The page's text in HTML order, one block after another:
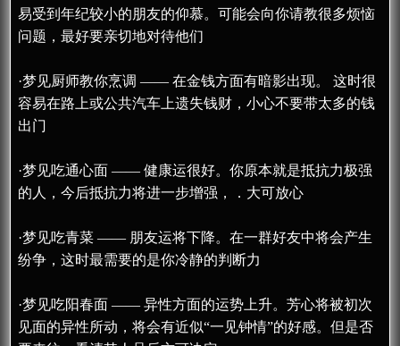
易受到年纪较小的朋友的仰慕。可能会向你请教很多烦恼
问题，最好要亲切地对待他们
·梦见厨师教你烹调 —— 在金钱方面有暗影出现。 这时很
容易在路上或公共汽车上遗失钱财，小心不要带太多的钱
出门
·梦见吃通心面 —— 健康运很好。你原本就是抵抗力极强
的人，今后抵抗力将进一步增强，．大可放心
·梦见吃青菜 —— 朋友运将下降。在一群好友中将会产生
纷争，这时最需要的是你冷静的判断力
·梦见吃阳春面 —— 异性方面的运势上升。芳心将被初次
见面的异性所动，将会有近似“一见钟情”的好感。但是否